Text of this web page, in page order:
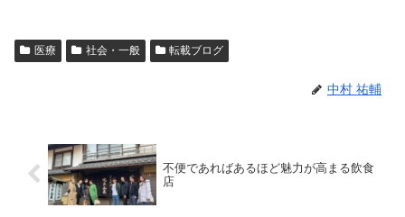
医療 社会・一般 転載ブログ
中村 祐輔
不便であればあるほど魅力が高まる飲食
店